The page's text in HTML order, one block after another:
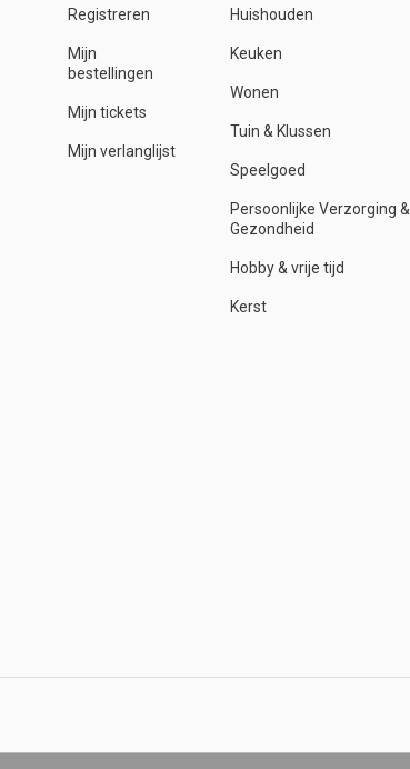
Registreren
Mijn
bestellingen
Mijn tickets
Mijn verlanglijst
Huishouden
Keuken
Wonen
Tuin & Klussen
Speelgoed
Persoonlijke Verzorging &
Gezondheid
Hobby & vrije tijd
Kerst